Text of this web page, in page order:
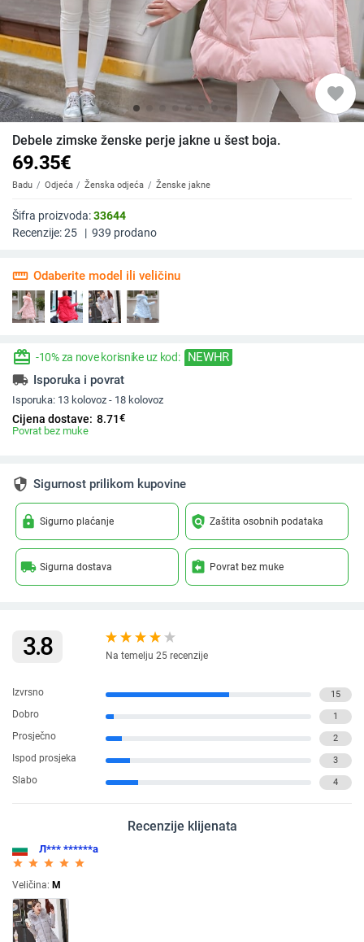
favorite
Debele zimske ženske perje jakne u šest boja.
69.35€
Badu Odjeća Ženska odjeća Ženske jakne
Šifra proizvoda:33644
Recenzije:25 | 939 prodano
straighten Odaberite model ili veličinu
redeem -10% za nove korisnike uz kod: NEWHR
local_shipping Isporuka i povrat
Isporuka: 13 kolovoz - 18 kolovoz
Cijena dostave: 8.71€
Povrat bez muke
security Sigurnost prilikom kupovine
lock Sigurno plaćanje policy Zaštita osobnih podataka
local_shipping Sigurna dostava assignment_return Povrat bez muke
3.8 Na temelju 25 recenzije
Izvrsno 15
Dobro 1
Prosječno 2
Ispod prosjeka 3
Slabo 4
Recenzije klijenata
Л*** ******а
star_rate
star_rate
star_rate
star_rate
star_rate
Veličina: M